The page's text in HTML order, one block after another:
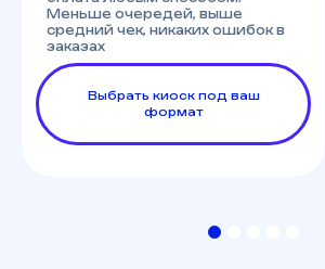
Меньше очередей, выше
средний чек, никаких ошибок в
заказах
Выбрать киоск под ваш
формат
4